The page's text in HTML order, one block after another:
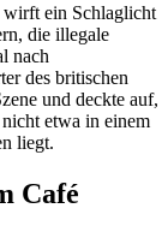
wirft ein Schlaglicht
die illegale
nach
des britischen
und deckte auf,
etwa in einem
liegt.
Café